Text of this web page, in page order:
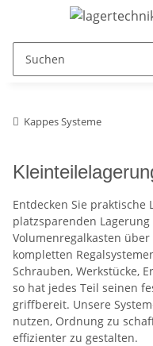
Kappes Systeme
Entdecken Sie
platzsparenden
Volumenregalkasten
kompletten
Schrauben, Werkstücke,
so hat jedes Teil seinen
griffbereit. Unsere
nutzen, Ordnung zu
effizienter zu gestalten.